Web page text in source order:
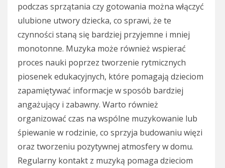
podczas sprzątania czy gotowania można włączyć
ulubione utwory dziecka, co sprawi, że te
czynności staną się bardziej przyjemne i mniej
monotonne. Muzyka może również wspierać
proces nauki poprzez tworzenie rytmicznych
piosenek edukacyjnych, które pomagają dzieciom
zapamiętywać informacje w sposób bardziej
angażujący i zabawny. Warto również
organizować czas na wspólne muzykowanie lub
śpiewanie w rodzinie, co sprzyja budowaniu więzi
oraz tworzeniu pozytywnej atmosfery w domu.
Regularny kontakt z muzyką pomaga dzieciom